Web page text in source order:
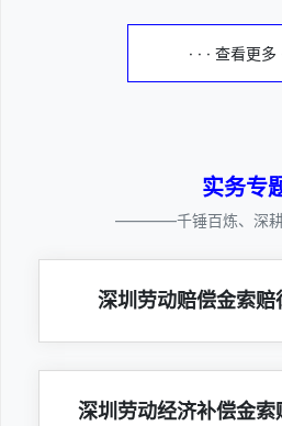
· · · 查看更多
实务专
————千锤百炼、深
深圳劳动赔偿金索赔
深圳劳动经济补偿金